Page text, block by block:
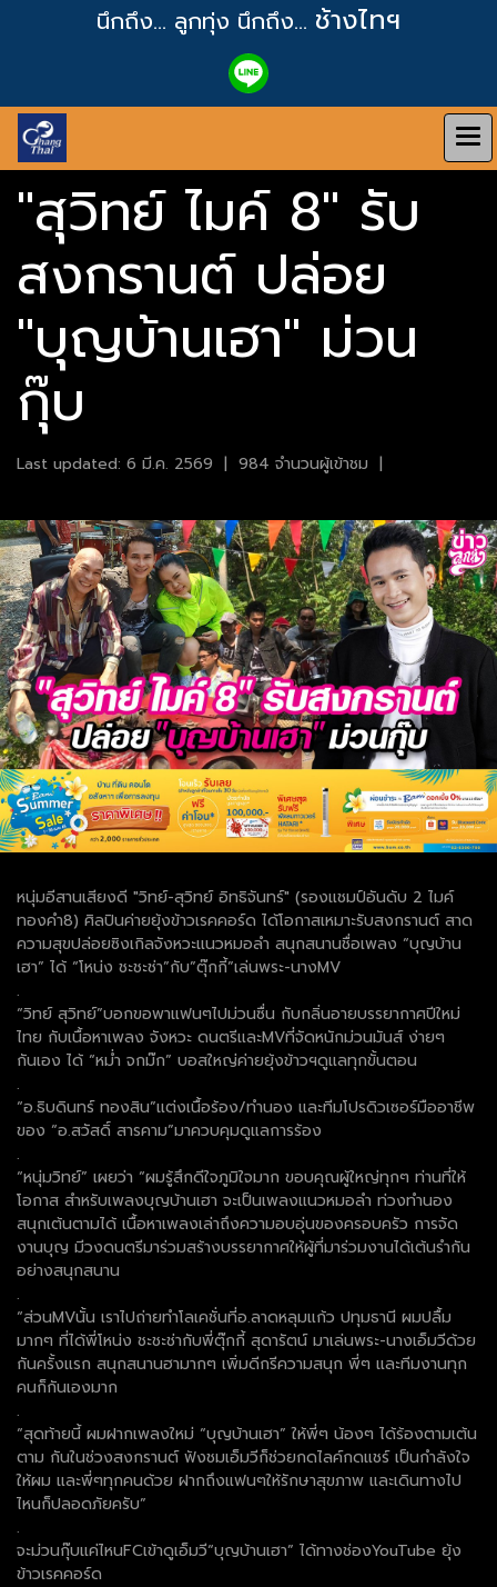
นึกถึง... ลูกทุ่ง นึกถึง... ช้างไทฯ
"สุวิทย์ ไมค์ 8" รับ
สงกรานต์ ปล่อย
"บุญบ้านเฮา" ม่วน
กุ๊บ
Last updated: 6 มี.ค. 2569 | 984 จำนวนผู้เข้าชม |
หนุ่มอีสานเสียงดี "วิทย์-สุวิทย์ อิทธิจันทร์" (รองแชมป์อันดับ 2 ไมค์
ทองคำ8) ศิลปินค่ายยุ้งข้าวเรคคอร์ด ได้โอกาสเหมาะรับสงกรานต์ สาด
ความสุขปล่อยซิงเกิลจังหวะแนวหมอลำ สนุกสนานชื่อเพลง “บุญบ้าน
เฮา” ได้ “โหน่ง ชะชะช่า”กับ”ตุ๊กกี้”เล่นพระ-นางMV
.
“วิทย์ สุวิทย์”บอกขอพาแฟนๆไปม่วนซื่น กับกลิ่นอายบรรยากาศปีใหม่
ไทย กับเนื้อหาเพลง จังหวะ ดนตรีและMVที่จัดหนักม่วนมันส์ ง่ายๆ
กันเอง ได้ “หม่ำ จกม๊ก” บอสใหญ่ค่ายยุ้งข้าวฯดูแลทุกขั้นตอน
.
“อ.ธิบดินทร์ ทองสิน”แต่งเนื้อร้อง/ทำนอง และทีมโปรดิวเซอร์มืออาชีพ
ของ “อ.สวัสดิ์ สารคาม”มาควบคุมดูแลการร้อง
.
“หนุ่มวิทย์” เผยว่า “ผมรู้สึกดีใจภูมิใจมาก ขอบคุณผู้ใหญ่ทุกๆ ท่านที่ให้
โอกาส สำหรับเพลงบุญบ้านเฮา จะเป็นเพลงแนวหมอลำ ท่วงทำนอง
สนุกเต้นตามได้ เนื้อหาเพลงเล่าถึงความอบอุ่นของครอบครัว การจัด
งานบุญ มีวงดนตรีมาร่วมสร้างบรรยากาศให้ผู้ที่มาร่วมงานได้เต้นรำกัน
อย่างสนุกสนาน
.
“ส่วนMVนั้น เราไปถ่ายทำโลเคชั่นที่อ.ลาดหลุมแก้ว ปทุมธานี ผมปลื้ม
มากๆ ที่ได้พี่โหน่ง ชะชะช่ากับพี่ตุ๊กกี้ สุดารัตน์ มาเล่นพระ-นางเอ็มวีด้วย
กันครั้งแรก สนุกสนานฮามากๆ เพิ่มดีกรีความสนุก พี่ๆ และทีมงานทุก
คนก็กันเองมาก
.
“สุดท้ายนี้ ผมฝากเพลงใหม่ “บุญบ้านเฮา” ให้พี่ๆ น้องๆ ได้ร้องตามเต้น
ตาม กันในช่วงสงกรานต์ ฟังชมเอ็มวีก็ช่วยกดไลค์กดแชร์ เป็นกำลังใจ
ให้ผม และพี่ๆทุกคนด้วย ฝากถึงแฟนๆให้รักษาสุขภาพ และเดินทางไป
ไหนก็ปลอดภัยครับ”
.
จะม่วนกุ๊บแค่ไหนFCเข้าดูเอ็มวี“บุญบ้านเฮา” ได้ทางช่องYouTube ยุ้ง
ข้าวเรคคอร์ด